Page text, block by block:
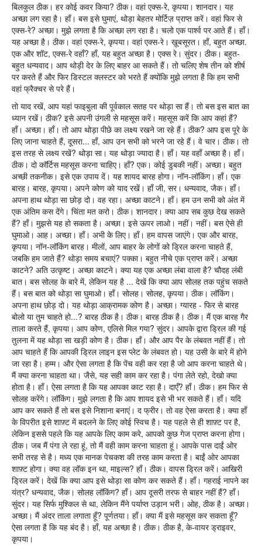
बिलकुल ठीक। हर कोई कवर किया? ठीक। वहां एक्स-रे, कृपया। शानदार। यह
अच्छा लग रहा है। हाँ। बस इसे घुमाएं, थोड़ा बेहतर मोर्टिज़ प्राप्त करें। वहां फिर से
एक्स-रे? अच्छा। मुझे लगता है कि अच्छा लग रहा है। चलो एक पार्श्व पर आते हैं। हाँ।
यह अच्छा है। ठीक। वहां एक्स-रे, कृपया। वहां एक्स-रे। ख़ूबसूरत। हाँ, बहुत अच्छा.
एक और शॉट, एक्स-रे वहाँ? हाँ, यह बहुत अच्छा है। एक्स रे। सुंदर। ठीक। बहुत-
बहुत धन्यवाद। आप थोड़ी देर के लिए बाहर आ सकते हैं। तो चलिए शेष तीन को शीर्ष
पर करते हैं और फिर डिस्टल क्लस्टर को भरते हैं क्योंकि मुझे लगता है कि हम सभी
वहां फ्रैक्चर से परे हैं।
तो याद रखें, आप यहां फाइबुला की पूर्वकाल सतह पर थोड़ा सा हैं। तो बस इस बात का
ध्यान रखें। ठीक? इसे अपनी उंगली से महसूस करें। महसूस करें कि आप कहां हैं?
हाँ। अच्छा। हाँ। तो आप थोड़ा पीछे का लक्ष्य रखने जा रहे हैं। ठीक? आप इस पूरे के
लिए जाना चाहते हैं, दूसरा... हाँ, आप उन सभी को भरने जा रहे हैं। वे चार। ठीक। तो
इस तरह से लक्ष्य रखें? थोड़ा सा। यह थोड़ा ज्यादा है। हाँ। यह वहाँ अच्छा है। हाँ।
ठीक। दो कॉर्टिस महसूस करना चाहिए। हाँ? एक। कोई डुबकी नहीं। अच्छा। बहुत
अच्छी तकनीक। इसे एक उपाय दें। यह शायद बारह होगा। नॉन-लॉकिंग। हाँ। एक
बारह। बारह, कृपया। अपने कोण को याद रखें। हाँ जी, सर। धन्यवाद, जैक। हाँ।
अपना हाथ थोड़ा सा छोड़ दो। वह रहा। अच्छा काटने। हाँ। हम उन सभी को अंत में
एक अंतिम कस देंगे। चिंता मत करो। ठीक। शानदार। क्या आप सब कुछ देख सकते
हैं? हाँ। मुझसे यह हो सकता है। अच्छा। इसे ऊपर लाओ। नहीं। नहीं। बस ऐसे ही
घुमाओ। आह। अच्छा। हाँ। अभी के लिए। हाँ। हम वापस जाएंगे। एक और बारह,
कृपया। नॉन-लॉकिंग बारह। मीलों, आप बाहर के लोगों को ड्रिल करना चाहते हैं,
जबकि हम जाते हैं? थोड़ा समय बचाएं? पक्का। बहुत नीचे एक प्राप्त करें। अच्छा
काटने? अति उत्कृष्ट। अच्छा काटने। क्या यह एक अच्छा लंबा वाला है? चौदह लंबी
बात। बस सोलह के बारे में, लेकिन यह है ... देखें कि क्या आप सोलह तक पहुंच सकते
हैं। बस बात को थोड़ा सा घुमाओ। हाँ। सोलह। सोलह, कृपया। ठीक। लॉकिंग।
अपना हाथ छोड़ दो। यह थोड़ा आक्रामक कोण है। अच्छा। ग्यारह - फिर से बारह
बोलो या तुम चाहते हो...? बारह ठीक है। ठीक। बारह ठीक है। ठीक। मैं एक बारह गैर
ताला करते हैं, कृपया। आप कोण, एलिसे मिल गया? सुंदर। आपके द्वारा ड्रिल की गई
तुलना में यह थोड़ा सा खड़ी कोण है। ठीक। हाँ। और आप पैर के लंबवत नहीं हैं। तो
आप चाहते हैं कि आपकी ड्रिल लाइन इस प्लेट के लंबवत हो। यह उसी के बारे में होने
जा रहा है। हम्म। और ऐसा लगता है कि पेंच वही कर रहा है जो आप करना चाहते थे।
मैं क्या करना चाहता था। जैसे, यह सही काम कर रहा है। पंगा लेते रहो, देखो क्या
होता है। हाँ। ऐसा लगता है कि यह आपका काट रहा है। दाएँ? हाँ। ठीक। हम फिर से
सोलह करेंगे। लॉकिंग। मुझे लगता है कि आप शायद इसे भी भर सकते हैं। हाँ। यदि
आप कर सकते हैं तो बस इसे निशाना बनाएं। द फ्रीर। तो वह ऐसा करता है। क्या हाँ
के विपरीत इसे शाफ़्ट में बदलने के लिए कोई स्विच है। यह पहले से ही शाफ़्ट पर है,
लेकिन इससे पहले कि यह आपके लिए काम करे, आपको कुछ गेज प्राप्त करना होगा।
ठीक। जब मैं पंगा ले रहा हूं, तो मैं वही काम करना चाहता हूं। आपके पास दाईं ओर
सभी तरह से है। मध्य एक मानक पेचकश की तरह काम करता है। बाईं ओर आपका
शाफ़्ट होगा। क्या वह लॉक इन था, माइल्स? हाँ। ठीक। वापस ड्रिल करें। आखिरी
ड्रिल करें। देखें कि क्या आप इसे थोड़ा सा कोण कर सकते हैं। हाँ। गहराई नापने का
यंत्र? धन्यवाद, जैक। सोलह लॉकिंग? हाँ। आप दूसरी तरफ से बाहर नहीं हैं? हाँ।
सुंदर। यह सिर्फ मुश्किल से था, लेकिन मैंने पर्याप्त उड़ान भरी। ओह, ठीक है। अच्छा।
अच्छा। मैं अंदर ताला लगाता हूँ? पूर्णतया। हाँ। क्या मैं इसे महसूस कर सकता हूँ?
ऐसा लगता है कि यह बंद है। हाँ, यह अच्छा है। ठीक। ठीक है, के-वायर ड्राइवर,
कृपया।